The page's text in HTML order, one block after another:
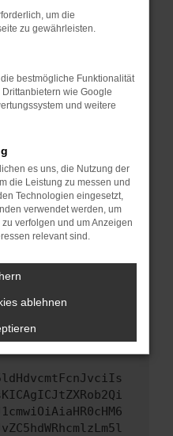
die Seite in einem
einem privaten
vorübergehende
Browser und dein
neuesten Stand
nicht nur ein
kann auch dazu
Funktionen nicht mehr
Schritte versucht
zu beheben. Du kannst
um uns bei der
um die
zu gewährleisten.
bestmögliche Funktionalität
wie Google
und weitere
es uns, die Nutzung der
die Leistung zu messen und
Technologien eingesetzt,
verwendet werden, um
verfolgen und um Anzeigen
relevant sind.
ablehnen